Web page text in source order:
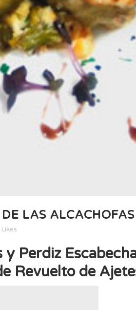
LAS ALCACHOFAS
Likes
Perdiz
Revuelto de